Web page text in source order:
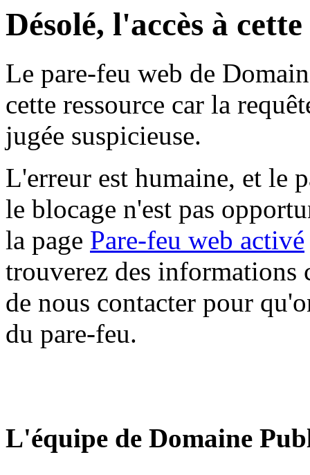
Désolé, l'accès à
Le pare-feu web de
cette ressource car la
jugée suspicieuse.
L'erreur est humaine, et le
le blocage n'est pas
la page Pare-feu web activé
trouverez des informations
de nous contacter pour
du pare-feu.
L'équipe de Domaine